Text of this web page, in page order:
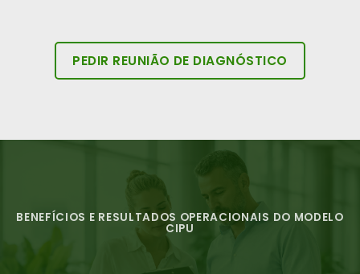
PEDIR REUNIÃO DE DIAGNÓSTICO
BENEFÍCIOS E RESULTADOS OPERACIONAIS DO MODELO
CIPU